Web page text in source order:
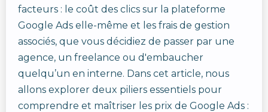
facteurs : le coût des clics sur la plateforme
Google Ads elle-même et les frais de gestion
associés, que vous décidiez de passer par une
agence, un freelance ou d'embaucher
quelqu’un en interne. Dans cet article, nous
allons explorer deux piliers essentiels pour
comprendre et maîtriser les prix de Google Ads :